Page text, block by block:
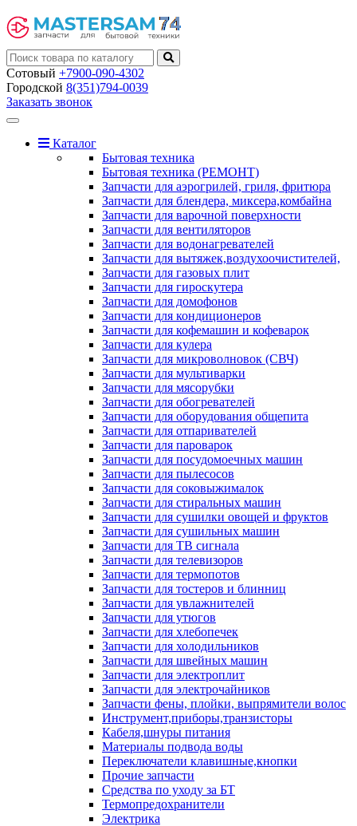
Сотовый +7900-090-4302
Городской 8(351)794-0039
Заказать звонок
Toggle
navigationКаталог
Бытовая техника
Бытовая техника (РЕМОНТ)
Запчасти для аэрогрилей, гриля, фритюра
Запчасти для блендера, миксера,комбайна
Запчасти для варочной поверхности
Запчасти для вентиляторов
Запчасти для водонагревателей
Запчасти для вытяжек,воздухоочистителей,
Запчасти для газовых плит
Запчасти для гироскутера
Запчасти для домофонов
Запчасти для кондиционеров
Запчасти для кофемашин и кофеварок
Запчасти для кулера
Запчасти для микроволновок (СВЧ)
Запчасти для мультиварки
Запчасти для мясорубки
Запчасти для обогревателей
Запчасти для оборудования общепита
Запчасти для отпаривателей
Запчасти для пароварок
Запчасти для посудомоечных машин
Запчасти для пылесосов
Запчасти для соковыжималок
Запчасти для стиральных машин
Запчасти для сушилки овощей и фруктов
Запчасти для сушильных машин
Запчасти для ТВ сигнала
Запчасти для телевизоров
Запчасти для термопотов
Запчасти для тостеров и блинниц
Запчасти для увлажнителей
Запчасти для утюгов
Запчасти для хлебопечек
Запчасти для холодильников
Запчасти для швейных машин
Запчасти для электроплит
Запчасти для электрочайников
Запчасти фены, плойки, выпрямители волос
Инструмент,приборы,транзисторы
Кабеля,шнуры питания
Материалы подвода воды
Переключатели клавишные,кнопки
Прочие запчасти
Средства по уходу за БТ
Термопредохранители
Электрика